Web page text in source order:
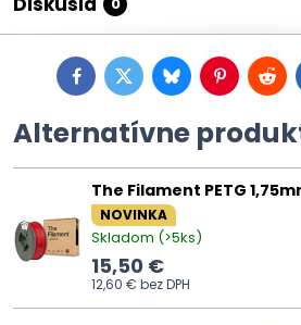
FacebookTwitterBlueskyPinterest
Alternatívne
The Filament PETG
NOVINKA
Skladom (>5ks)
15,50 €
12,60 € bez DPH